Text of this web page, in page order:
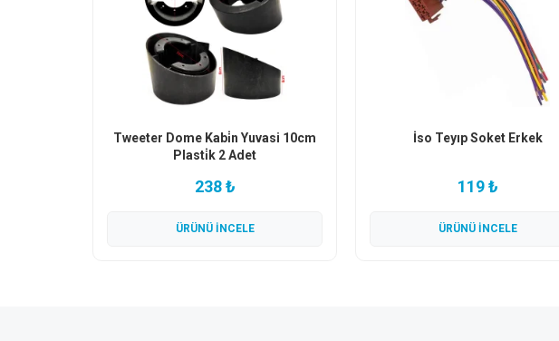
Tweeter Dome Kabi̇n Yuvasi 10cm
Plasti̇k 2 Adet
238 ₺
ÜRÜNÜ İNCELE
İso Teyıp Soket Erkek
119 ₺
ÜRÜNÜ İNCELE